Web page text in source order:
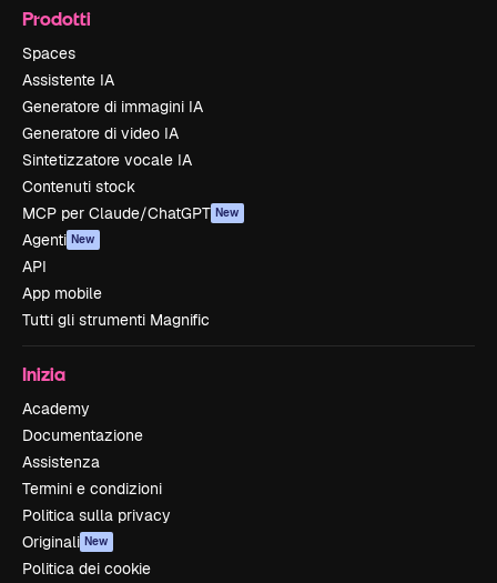
Prodotti
Spaces
Assistente IA
Generatore di immagini IA
Generatore di video IA
Sintetizzatore vocale IA
Contenuti stock
MCP per Claude/ChatGPT New
Agenti New
API
App mobile
Tutti gli strumenti Magnific
Inizia
Academy
Documentazione
Assistenza
Termini e condizioni
Politica sulla privacy
Originali New
Politica dei cookie